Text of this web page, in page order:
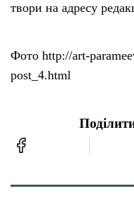
твори на адресу
Фото http://art-
post_4.html